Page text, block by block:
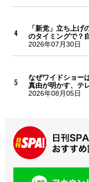
「新党」立ち上げ
のタイミングで？
2026年07月30日
なぜワイドショー
真由が明かす、テ
2026年08月05日